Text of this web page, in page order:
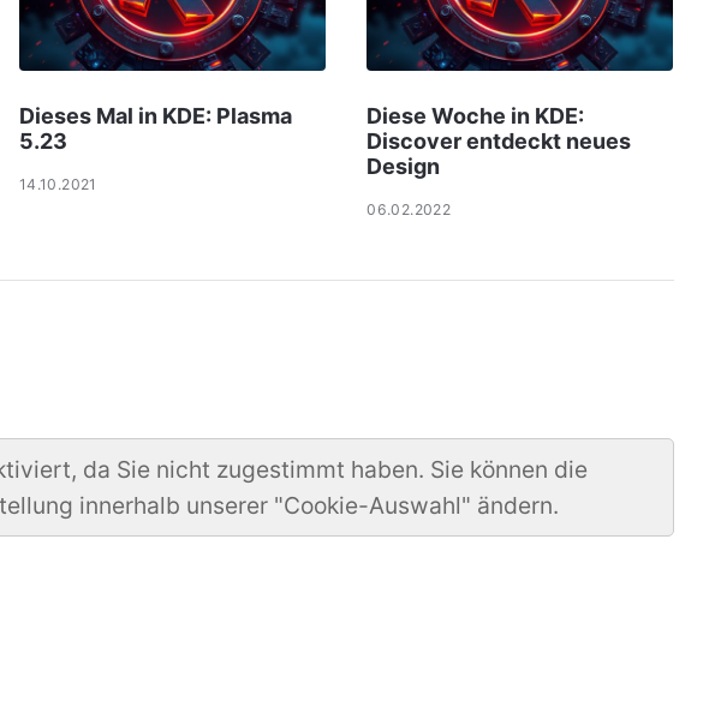
Dieses Mal in KDE: Plasma
5.23
14.10.2021
Diese Woche in KDE:
Discover entdeckt neues
Design
06.02.2022
da Sie nicht zugestimmt haben. Sie können die
innerhalb unserer "Cookie-Auswahl" ändern.